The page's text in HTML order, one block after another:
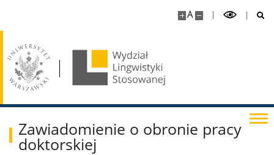
A
Zawiadomienie o obronie pracy
doktorskiej